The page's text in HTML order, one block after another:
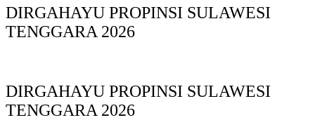
DIRGAHAYU PROPINSI SULAWESI
TENGGARA 2026
DIRGAHAYU PROPINSI SULAWESI
TENGGARA 2026